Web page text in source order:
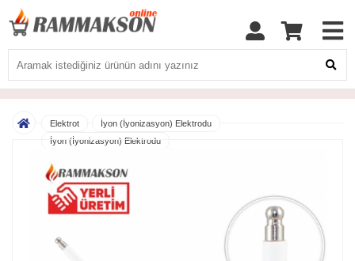
Elektrot
İyon (İyonizasyon) Elektrodu
İyon (İyonizasyon) Elektrodu